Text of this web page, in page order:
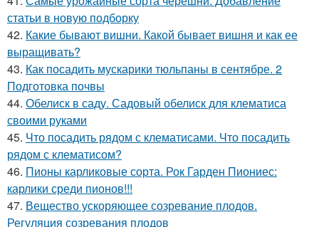
статьи в новую подборку
42. Какие бывают вишни. Какой бывает вишня и как ее
выращивать?
43. Как посадить мускарики тюльпаны в сентябре. 2
Подготовка почвы
44. Обелиск в саду. Садовый обелиск для клематиса
своими руками
45. Что посадить рядом с клематисами. Что посадить
рядом с клематисом?
46. Пионы карликовые сорта. Рок Гарден Пиониес:
карлики среди пионов!!!
47. Вещество ускоряющее созревание плодов.
Регуляция созревания плодов